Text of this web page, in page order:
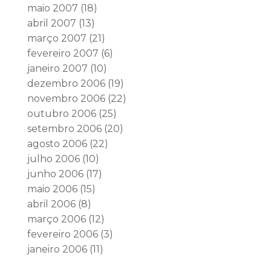
maio 2007 (18)
abril 2007 (13)
março 2007 (21)
fevereiro 2007 (6)
janeiro 2007 (10)
dezembro 2006(19)
novembro 2006(22)
outubro 2006(25)
setembro 2006(20)
agosto 2006(22)
julho 2006(10)
junho 2006(17)
maio 2006(15)
abril 2006(8)
março 2006(12)
fevereiro 2006(3)
janeiro 2006(11)